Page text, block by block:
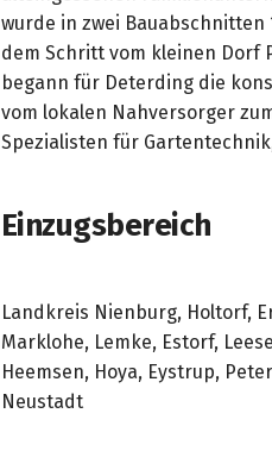
wurde in zwei
dem Schritt vom kleinen Dorf
begann für Deterding die
vom lokalen Nahversorger
Spezialisten für
Einzugsbereich
Landkreis Nienburg, Holtorf,
Marklohe, Lemke, Estorf,
Heemsen, Hoya, Eystrup,
Neustadt